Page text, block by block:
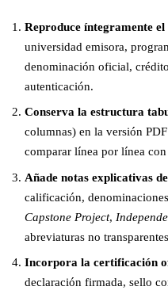
Reproduce íntegramente el
universidad emisora,
denominación oficial,
autenticación.
Conserva la estructura
columnas) en la versión
comparar línea por línea
Añade notas explicativas
calificación,
Capstone Project,
abreviaturas no
Incorpora la certificación
declaración firmada, sello